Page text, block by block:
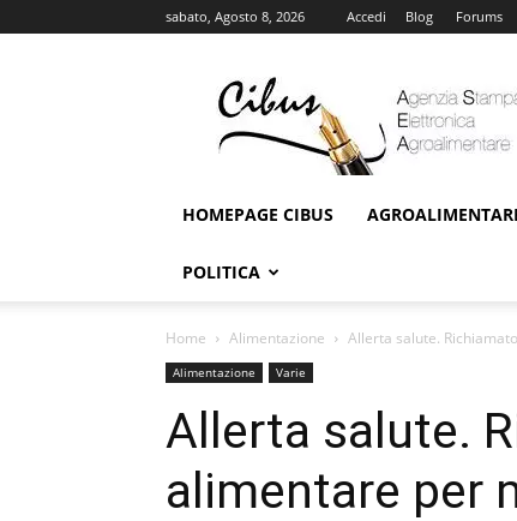
sabato, Agosto 8, 2026 Accedi Blog Forums
Online
HOMEPAGE CIBUS
POLITICA
Home Alimentazione Allerta salute.
Alimentazione Varie
Allerta salute.
alimentare per